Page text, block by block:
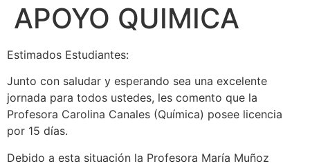
APOYO QUIMICA
Estimados Estudiantes:
Junto con saludar y esperando sea una excelente
jornada para todos ustedes, les comento que la
Profesora Carolina Canales (Química) posee licencia
por 15 días.
Debido a esta situación la Profesora María Muñoz